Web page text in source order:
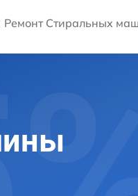
Ремонт Стиральных